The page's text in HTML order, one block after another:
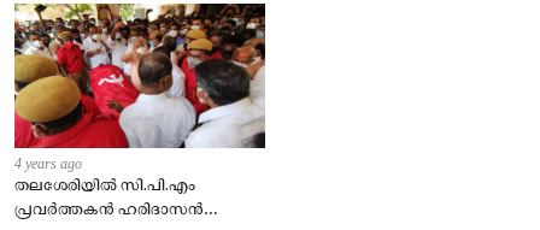
4 years ago
തലശേരിയില്‍ സി.പി.എം
പ്രവര്‍ത്തകന്‍ ഹരിദാസന്‍